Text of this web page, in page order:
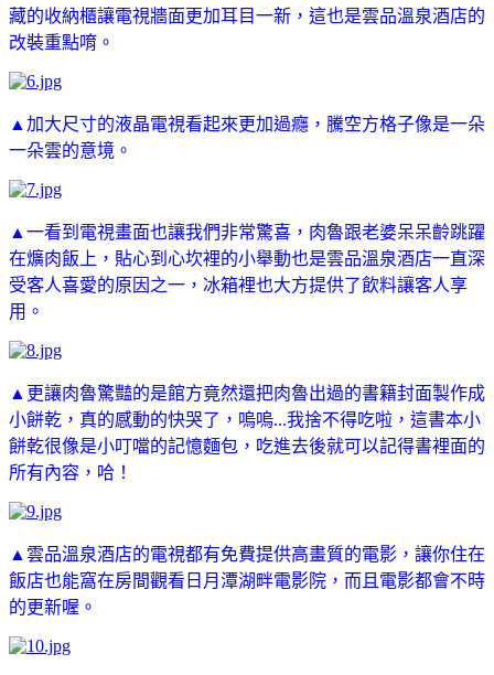
藏的收納櫃讓電視牆面更加耳目一新，這也是雲品溫泉酒店的
改裝重點唷。
▲加大尺寸的液晶電視看起來更加過癮，騰空方格子像是一朵
一朵雲的意境。
▲一看到電視畫面也讓我們非常驚喜，肉魯跟老婆呆呆齡跳躍
在爌肉飯上，貼心到心坎裡的小舉動也是雲品溫泉酒店一直深
受客人喜愛的原因之一，冰箱裡也大方提供了飲料讓客人享
用。
▲更讓肉魯驚豔的是館方竟然還把肉魯出過的書籍封面製作成
小餅乾，真的感動的快哭了，嗚嗚...我捨不得吃啦，這書本小
餅乾很像是小叮噹的記憶麵包，吃進去後就可以記得書裡面的
所有內容，哈！
▲雲品溫泉酒店的電視都有免費提供高畫質的電影，讓你住在
飯店也能窩在房間觀看日月潭湖畔電影院，而且電影都會不時
的更新喔。